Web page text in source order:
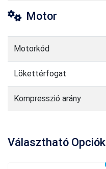
Motor
Motorkód
Lökettérfogat
Kompresszió arány
Választható Opciók